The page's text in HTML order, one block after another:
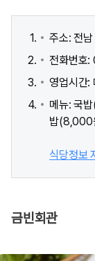
주소: 전
전화번
영업시간
메뉴: 국
밥(8,000
식당정보
금빈회관